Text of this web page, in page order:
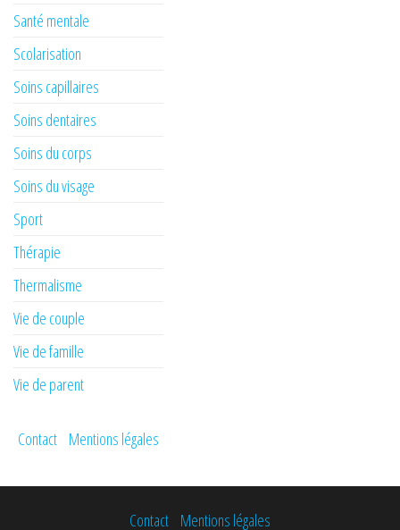
Santé mentale
Scolarisation
Soins capillaires
Soins dentaires
Soins du corps
Soins du visage
Sport
Thérapie
Thermalisme
Vie de couple
Vie de famille
Vie de parent
Contact Mentions légales
Contact Mentions légales